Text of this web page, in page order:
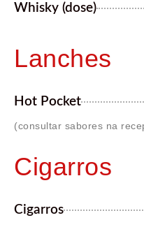
Whisky (dose)
Lanches
Hot Pocket
(consultar sabores na
Cigarros
Cigarros